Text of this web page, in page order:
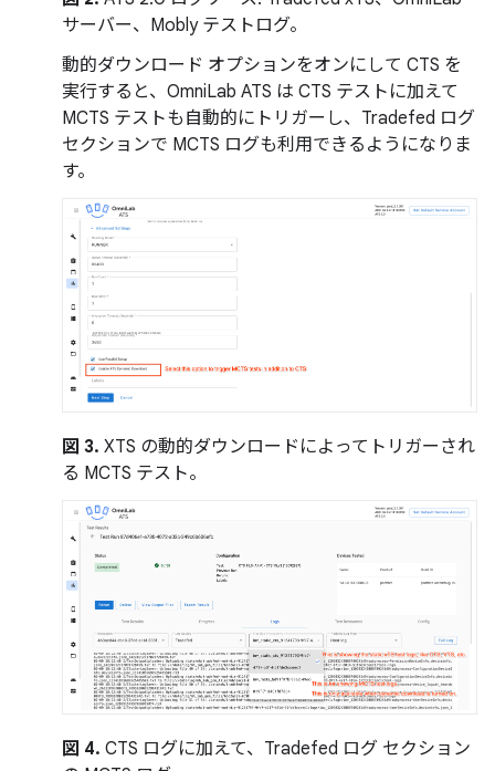
サーバー、Mobly テストログ。
動的ダウンロード オプションをオンにして CTS を
実行すると、OmniLab ATS は CTS テストに加えて
MCTS テストも自動的にトリガーし、Tradefed ログ
セクションで MCTS ログも利用できるようになりま
す。
図 3. XTS の動的ダウンロードによってトリガーされ
る MCTS テスト。
図 4. CTS ログに加えて、Tradefed ログ セクション